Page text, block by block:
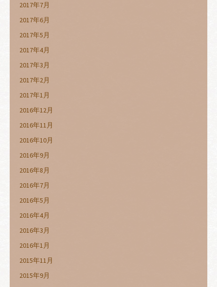
2017年7月
2017年6月
2017年5月
2017年4月
2017年3月
2017年2月
2017年1月
2016年12月
2016年11月
2016年10月
2016年9月
2016年8月
2016年7月
2016年5月
2016年4月
2016年3月
2016年1月
2015年11月
2015年9月